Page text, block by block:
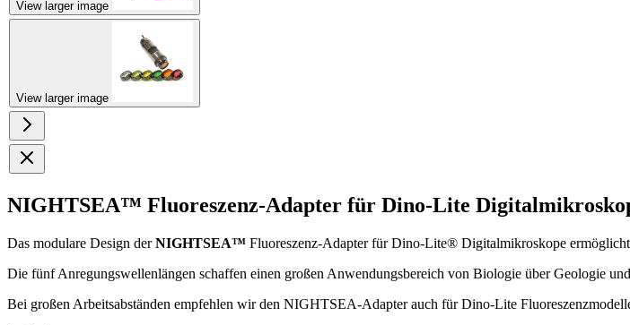
View larger image
View larger image
NIGHTSEA™ Fluoreszenz-Adapter für Dino-Lite
Das modulare Design derNIGHTSEA™ Fluoreszenz-Adapter für Dino-Lite® Digitalmikroskope
Die fünf Anregungswellenlängen schaffen einen großen Anwendungsbereich von Biologie über Geologie
Bei großen Arbeitsabständen empfehlen wir den NIGHTSEA-Adapter auch für Dino-Lite